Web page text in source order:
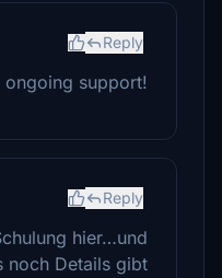
Reply
support!
Reply
hier…und
noch Details gibt